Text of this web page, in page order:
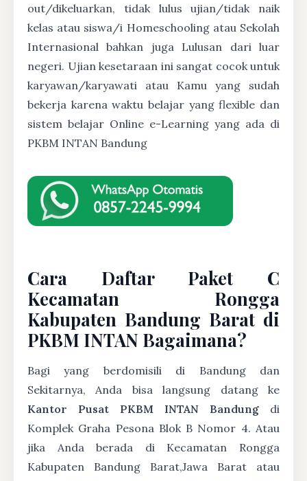
out/dikeluarkan, tidak lulus ujian/tidak naik
kelas atau siswa/i Homeschooling atau Sekolah
Internasional bahkan juga Lulusan dari luar
negeri. Ujian kesetaraan ini sangat cocok untuk
karyawan/karyawati atau Kamu yang sudah
bekerja karena waktu belajar yang flexible dan
sistem belajar Online e-Learning yang ada di
PKBM INTAN Bandung
Cara Daftar Paket C
Kecamatan Rongga
Kabupaten Bandung Barat di
PKBM INTAN Bagaimana?
Bagi yang berdomisili di Bandung dan
Sekitarnya, Anda bisa langsung datang ke
Kantor Pusat PKBM INTAN Bandung di
Komplek Graha Pesona Blok B Nomor 4. Atau
jika Anda berada di Kecamatan Rongga
Kabupaten Bandung Barat,Jawa Barat atau